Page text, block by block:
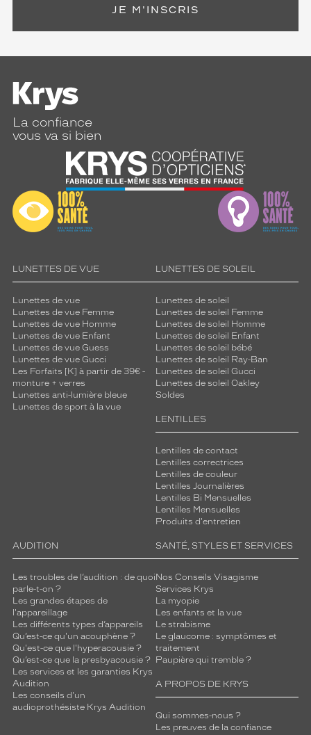
JE M'INSCRIS
La confiance
vous va si bien
LUNETTES DE VUE
Lunettes de vue
Lunettes de vue Femme
Lunettes de vue Homme
Lunettes de vue Enfant
Lunettes de vue Guess
Lunettes de vue Gucci
Les Forfaits [K] à partir de 39€ -
monture + verres
Lunettes anti-lumière bleue
Lunettes de sport à la vue
LUNETTES DE SOLEIL
Lunettes de soleil
Lunettes de soleil Femme
Lunettes de soleil Homme
Lunettes de soleil Enfant
Lunettes de soleil bébé
Lunettes de soleil Ray-Ban
Lunettes de soleil Gucci
Lunettes de soleil Oakley
Soldes
LENTILLES
Lentilles de contact
Lentilles correctrices
Lentilles de couleur
Lentilles Journalières
Lentilles Bi Mensuelles
Lentilles Mensuelles
Produits d'entretien
AUDITION
Les troubles de l’audition : de quoi
parle-t-on ?
Les grandes étapes de
l'appareillage
Les différents types d’appareils
Qu’est-ce qu'un acouphène ?
Qu'est-ce que l'hyperacousie ?
Qu’est-ce que la presbyacousie ?
Les services et les garanties Krys
Audition
Les conseils d'un
audioprothésiste Krys Audition
SANTÉ, STYLES ET SERVICES
Nos Conseils Visagisme
Services Krys
La myopie
Les enfants et la vue
Le strabisme
Le glaucome : symptômes et
traitement
Paupière qui tremble ?
A PROPOS DE KRYS
Qui sommes-nous ?
Les preuves de la confiance